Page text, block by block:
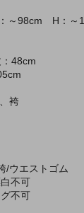
～98cm H：～
48cm
袴
/ウエストゴム
不可
不可